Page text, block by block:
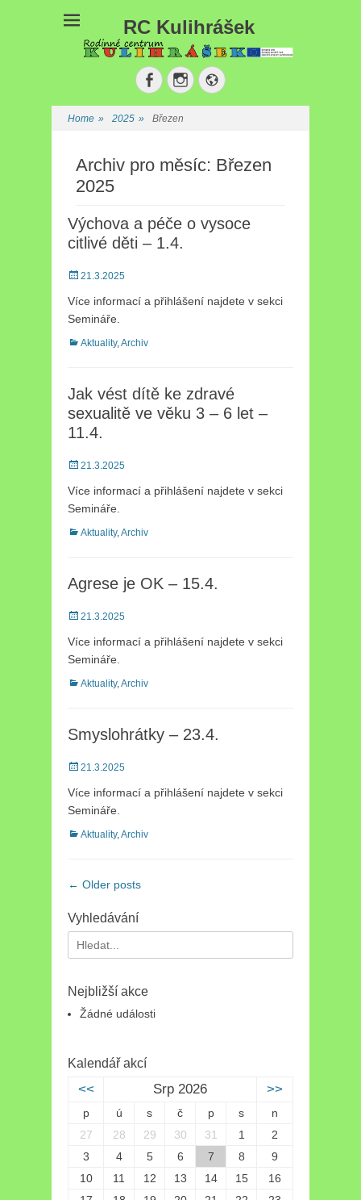
RC Kulihrášek
FacebookInstagram
Website
Home » 2025 » Březen
Archiv pro měsíc: Březen
2025
Výchova a péče o vysoce
citlivé děti – 1.4.
Posted
21.3.2025
Více informací a přihlášení najdete v sekci
Semináře.
Categories
Aktuality,Archiv
Jak vést dítě ke zdravé
sexualitě ve věku 3 – 6 let –
11.4.
Posted
21.3.2025
Více informací a přihlášení najdete v sekci
Semináře.
Categories
Aktuality,Archiv
Agrese je OK – 15.4.
Posted
21.3.2025
Více informací a přihlášení najdete v sekci
Semináře.
Categories
Aktuality,Archiv
Smyslohrátky – 23.4.
Posted
21.3.2025
Více informací a přihlášení najdete v sekci
Semináře.
Categories
Aktuality,Archiv
Post
← Older posts
Vyhledávání
Search
for:
Nejbližší akce
Žádné události
Kalendář akcí
<< Srp 2026 >>
p ú s č p s
n
27
28 29 30 31 1
2
3
4 5 6 7 8
9
10
11 12 13 14 15
16